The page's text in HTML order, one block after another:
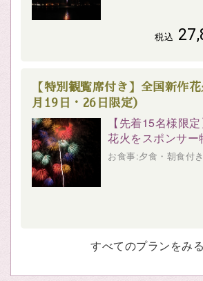
税込
【特別観覧席付き】全国新作
月19日・26日限定）
【先着15名様限
花火をスポンサー
お食事:夕食・朝食付き
すべてのプランをみる